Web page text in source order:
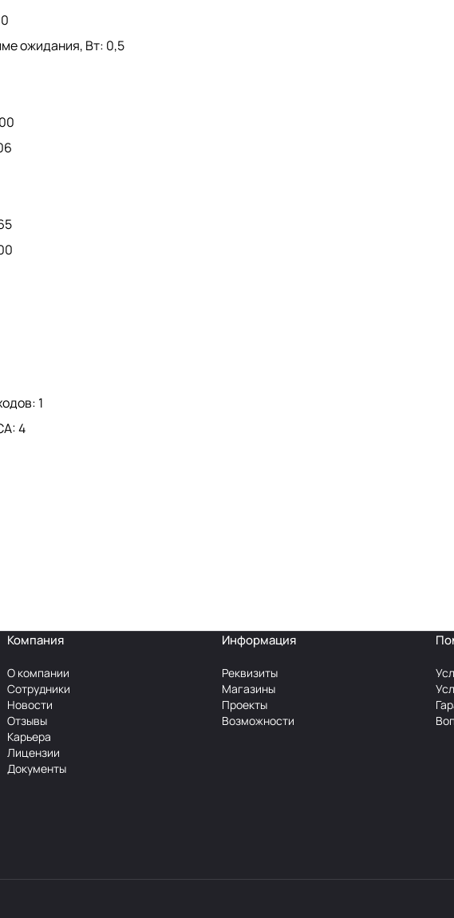
ожидания, Вт: 0,5
1
4
Компания
О компании
Сотрудники
Новости
Отзывы
Карьера
Лицензии
Документы
Информация
Реквизиты
Магазины
Проекты
Возможности